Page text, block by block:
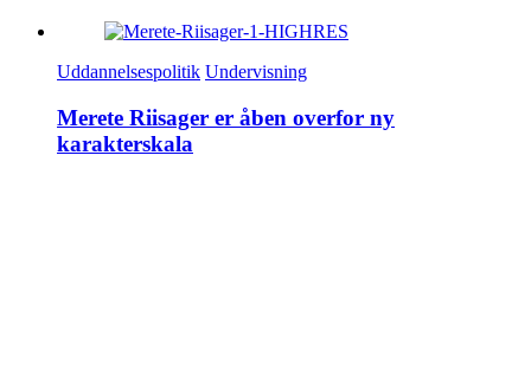
Uddannelsespolitik Undervisning
Merete Riisager er åben overfor ny
karakterskala